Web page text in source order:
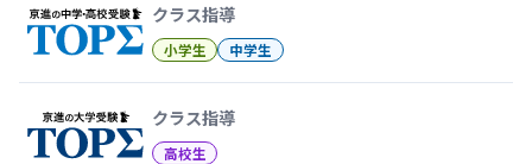
クラス指導
小学生 中学生
クラス指導
高校生